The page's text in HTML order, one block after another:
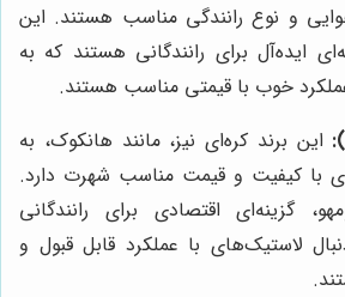
و نوع رانندگی مناسب هستند. این
ایده‌آل برای رانندگانی هستند که به
خوب با قیمتی مناسب هستند.
این برند کره‌ای نیز، مانند هانکوک، به
با کیفیت و قیمت مناسب شهرت دارد.
گزینه‌ای اقتصادی برای رانندگانی
لاستیک‌های با عملکرد قابل قبول و